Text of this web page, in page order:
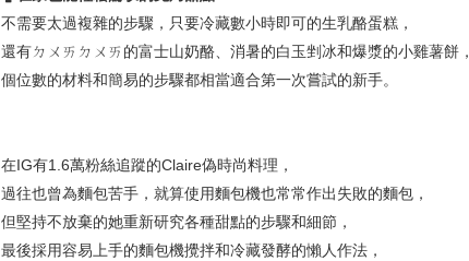
不需要太過複雜的步驟，只要冷藏數小時即可的生乳酪蛋糕，
還有ㄉㄨㄞㄉㄨㄞ的富士山奶酪、消暑的白玉剉冰和爆漿的小雞薯餅，
個位數的材料和簡易的步驟都相當適合第一次嘗試的新手。
在IG有1.6萬粉絲追蹤的Claire偽時尚料理，
過往也曾為麵包苦手，就算使用麵包機也常常作出失敗的麵包，
但堅持不放棄的她重新研究各種甜點的步驟和細節，
最後採用容易上手的麵包機攪拌和冷藏發酵的懶人作法，